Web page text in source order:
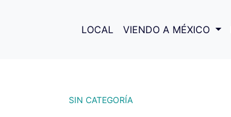
LOCAL VIENDO A MÉXICO
SIN CATEGORÍA